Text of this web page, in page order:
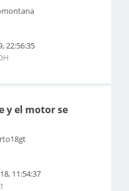
22:56:35
y el motor se
11:54:37